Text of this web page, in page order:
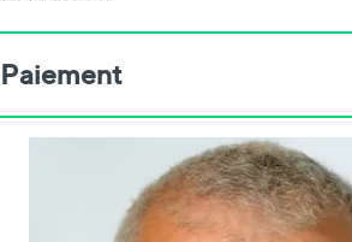
Paiement